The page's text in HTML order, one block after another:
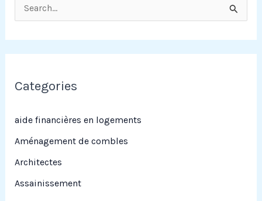
e
c
c
Categories
aide financières en logements
Aménagement de combles
Architectes
Assainissement